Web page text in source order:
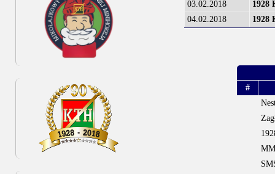
03.02.2018
1928
04.02.2018
1928
#